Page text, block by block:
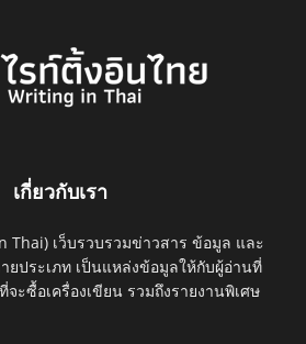
เกี่ยวกับเรา
Thai) เว็บรวบรวมข่าวสาร ข้อมูล และ
ยประเภท เป็นแหล่งข้อมูลให้กับผู้อ่านที่
ะซื้อเครื่องเขียน รวมถึงรายงานพิเศษ